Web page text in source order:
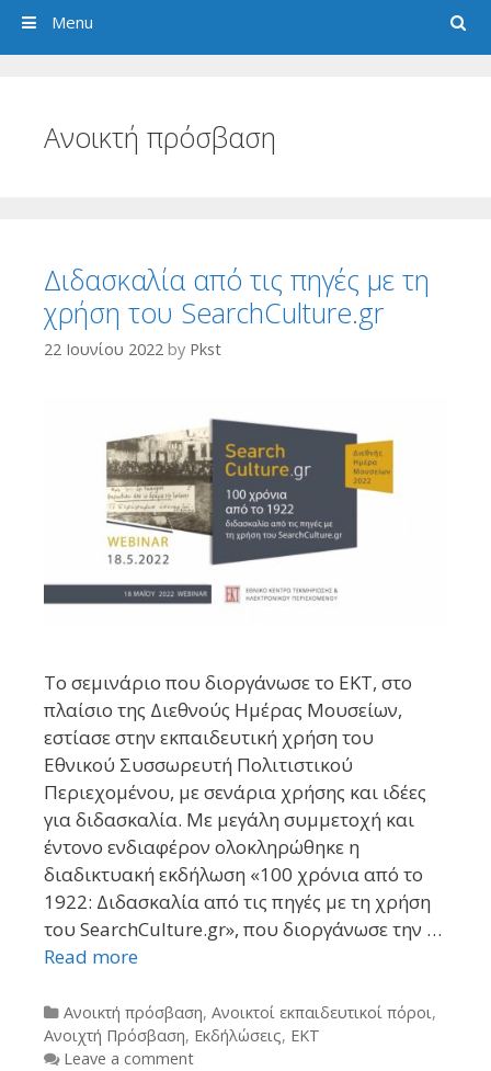
Search
Menu
Ανοικτή πρόσβαση
Διδασκαλία από τις πηγές με τη
χρήση του SearchCulture.gr
22 Ιουνίου 2022 by Pkst
Το σεμινάριο που διοργάνωσε το ΕΚΤ, στο
πλαίσιο της Διεθνούς Ημέρας Μουσείων,
εστίασε στην εκπαιδευτική χρήση του
Εθνικού Συσσωρευτή Πολιτιστικού
Περιεχομένου, με σενάρια χρήσης και ιδέες
για διδασκαλία. Με μεγάλη συμμετοχή και
έντονο ενδιαφέρον ολοκληρώθηκε η
διαδικτυακή εκδήλωση «100 χρόνια από το
1922: Διδασκαλία από τις πηγές με τη χρήση
του SearchCulture.gr», που διοργάνωσε την …
Read more
Categories
Ανοικτή πρόσβαση, Ανοικτοί εκπαιδευτικοί πόροι,
Ανοιχτή Πρόσβαση, Εκδήλώσεις, ΕΚΤ
Leave a comment